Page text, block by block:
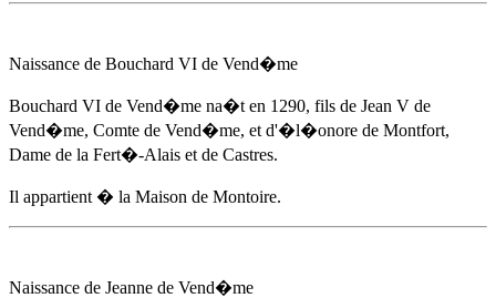
Naissance de Bouchard VI de Vend�me
Bouchard VI de Vend�me na�t en 1290, fils de Jean V de
Vend�me, Comte de Vend�me, et d'�l�onore de Montfort,
Dame de la Fert�-Alais et de Castres.
Il appartient � la Maison de Montoire.
Naissance de Jeanne de Vend�me